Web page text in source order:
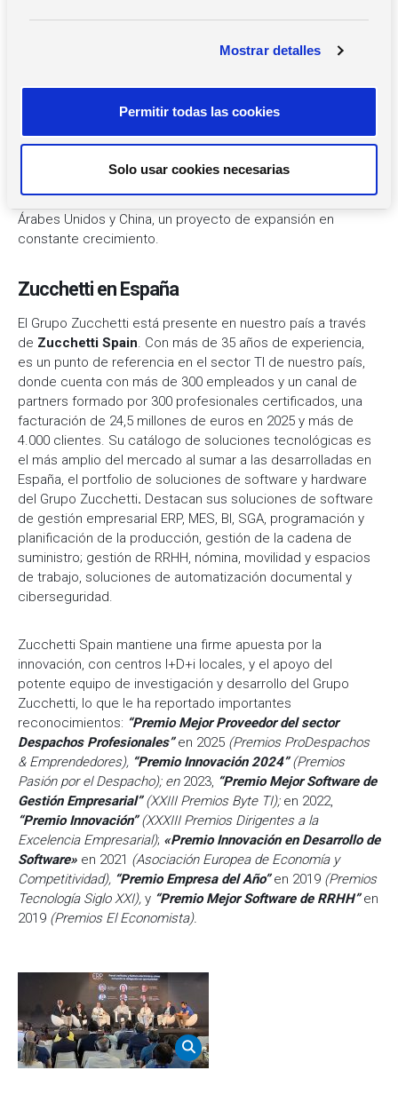
n
m
i
e
t
Mostrar detalles
Permitir todas las cookies
Solo usar cookies necesarias
I+D+i, el GrupoZucchetties uno de los principales
fabricantes de software de Europa y la primera compañía
accesos y videovigilancia. Está presente en más de 30
ciudades de Italia y en 15 países, con oficinas en Francia,
EE.UU., Austria, Bulgaria, México, Polonia, Canadá, Emiratos
Árabes Unidos y China, un proyecto de expansión en
constante crecimiento.
Zucchetti en España
El Grupo Zucchetti está presente en nuestro país a través
de Zucchetti Spain. Con más de 35 años de experiencia,
es un punto de referencia en el sector TI de nuestro país,
donde cuenta con más de 300 empleados y un canal de
partners formado por 300 profesionales certificados, una
facturación de 24,5 millones de euros en 2025 y más de
4.000 clientes. Su catálogo de soluciones tecnológicas es
el más amplio del mercado al sumar a las desarrolladas en
España, el portfolio de soluciones de software y hardware
del Grupo Zucchetti. Destacan sus soluciones de software
de gestión empresarial ERP, MES, BI, SGA, programación y
planificación de la producción, gestión de la cadena de
suministro; gestión de RRHH, nómina, movilidad y espacios
de trabajo, soluciones de automatización documental y
ciberseguridad.
Zucchetti Spain mantiene una firme apuesta por la
innovación, con centros I+D+i locales, y el apoyo del
potente equipo de investigación y desarrollo del Grupo
Zucchetti, lo que le ha reportado importantes
reconocimientos: “Premio Mejor Proveedor del sector
Despachos Profesionales”en 2025 (Premios ProDespachos
& Emprendedores), “Premio Innovación 2024”(Premios
Pasión por el Despacho); en2023, “Premio Mejor Software de
Gestión Empresarial”(XXIII Premios Byte TI);en 2022,
“Premio Innovación”(XXXIII Premios Dirigentes a la
Excelencia Empresarial); «Premio Innovación en Desarrollo de
Software» en 2021 (Asociación Europea de Economía y
Competitividad), “Premio Empresa del Año”en 2019 (Premios
Tecnología Siglo XXI), y “Premio Mejor Software de RRHH”en
2019 (Premios El Economista).